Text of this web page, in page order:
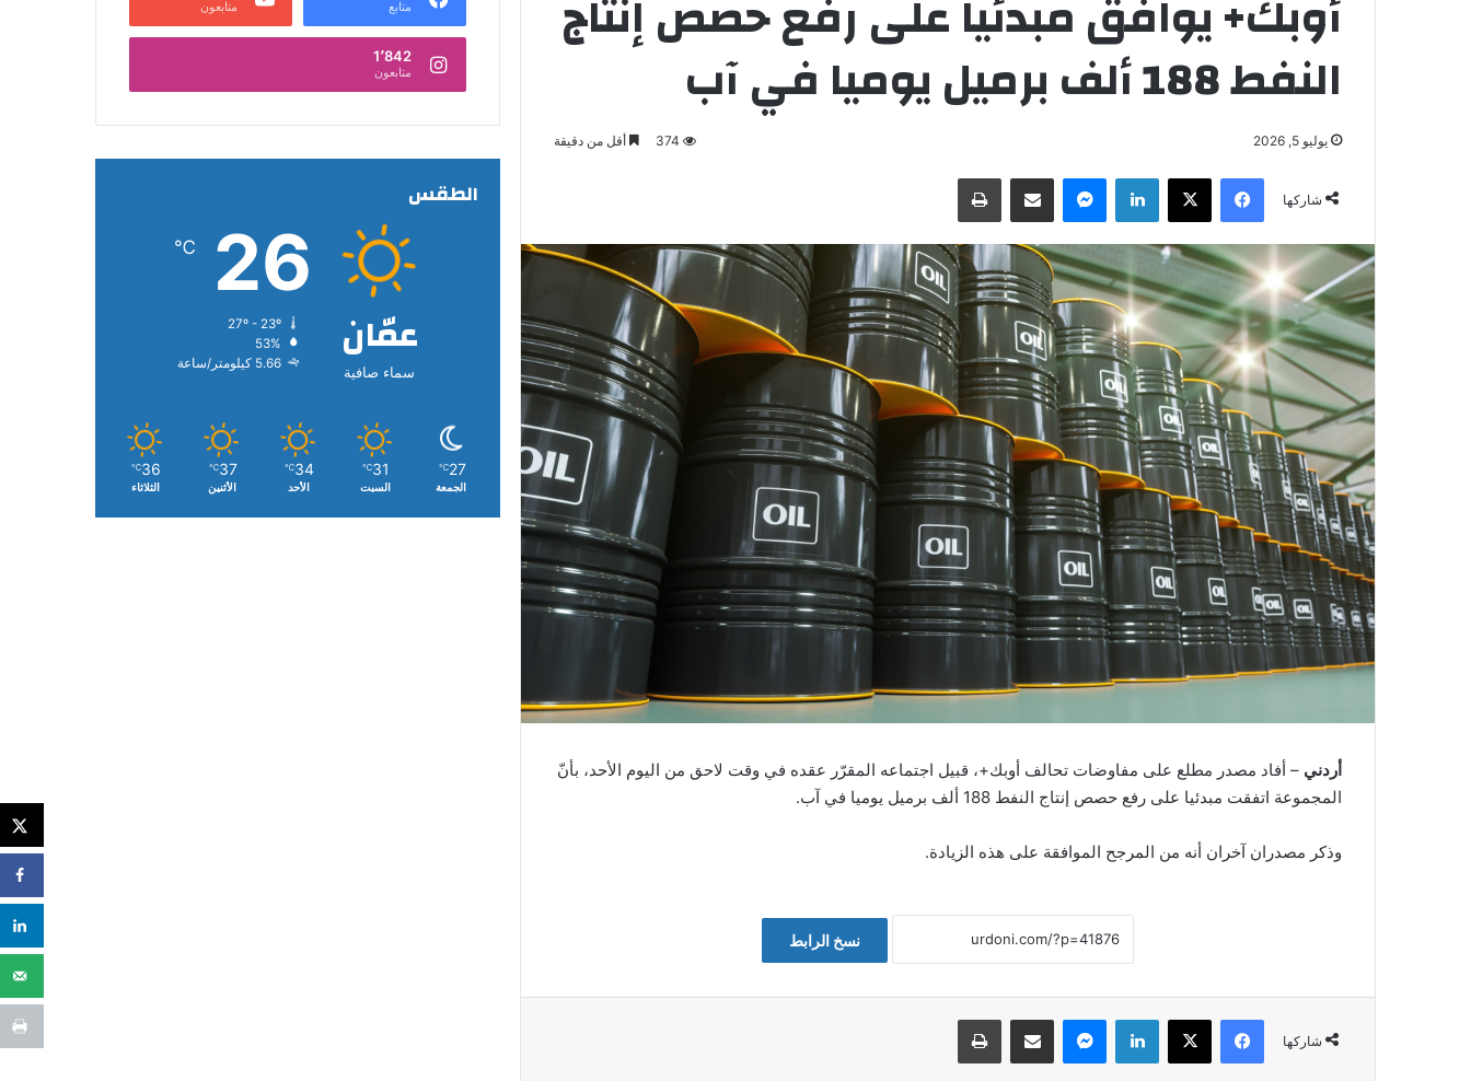
أوبك+ يوافق مبدئيا على رفع حصص إنتاج
النفط 188 ألف برميل يوميا في آب
يوليو 5, 2026 374 أقل من دقيقة
شاركها
فيسبوك لينكدإن
أردني – أفاد مصدر مطلع على مفاوضات تحالف أوبك+، قبيل اجتماعه المقرّر عقده في وقت لاحق من اليوم الأحد، بأنّ
المجموعة اتفقت مبدئيا على رفع حصص إنتاج النفط 188 ألف برميل يوميا في آب.
وذكر مصدران آخران أنه من المرجح الموافقة على هذه الزيادة.
نسخ الرابط
شاركها
فيسبوك لينكدإن
متابع متابعون
1٬842
متابعون
الطقس
عمّان
سماء صافية
26
℃
53%
5.66 كيلومتر/ساعة
27
℃
الجمعة
31
℃
السبت
34
℃
الأحد
37
℃
الأثنين
36
℃
الثلاثاء